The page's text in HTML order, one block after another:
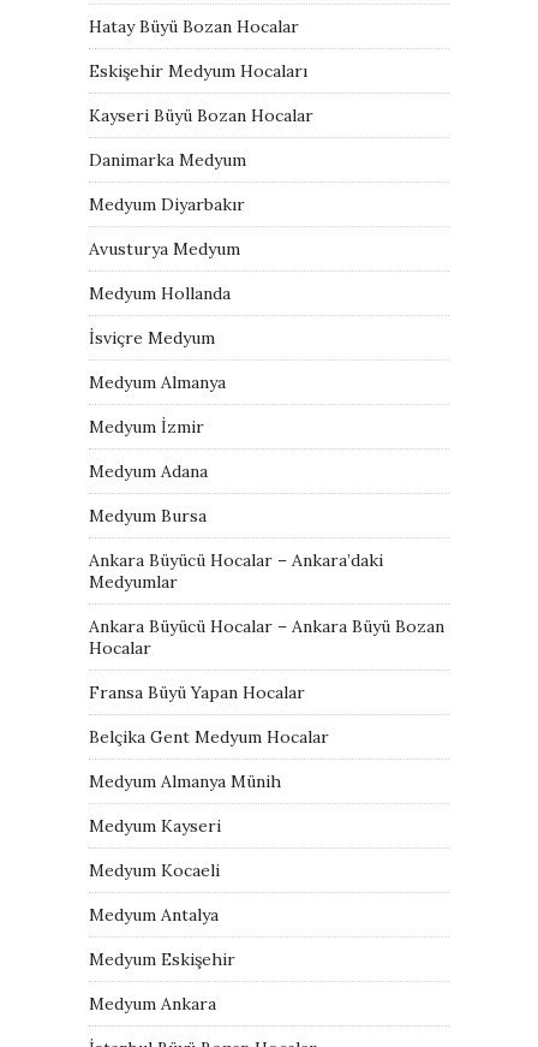
Hatay Büyü Bozan Hocalar
Eskişehir Medyum Hocaları
Kayseri Büyü Bozan Hocalar
Danimarka Medyum
Medyum Diyarbakır
Avusturya Medyum
Medyum Hollanda
İsviçre Medyum
Medyum Almanya
Medyum İzmir
Medyum Adana
Medyum Bursa
Ankara Büyücü Hocalar – Ankara’daki
Medyumlar
Ankara Büyücü Hocalar – Ankara Büyü Bozan
Hocalar
Fransa Büyü Yapan Hocalar
Belçika Gent Medyum Hocalar
Medyum Almanya Münih
Medyum Kayseri
Medyum Kocaeli
Medyum Antalya
Medyum Eskişehir
Medyum Ankara